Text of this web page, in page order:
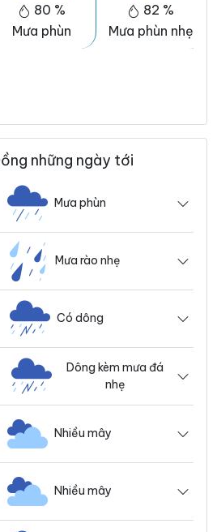
80 %
Mưa phùn
82 %
Mưa phùn nhẹ
những ngày tới
Mưa phùn
Mưa rào nhẹ
Có dông
Dông kèm mưa đá
nhẹ
Nhiều mây
Nhiều mây